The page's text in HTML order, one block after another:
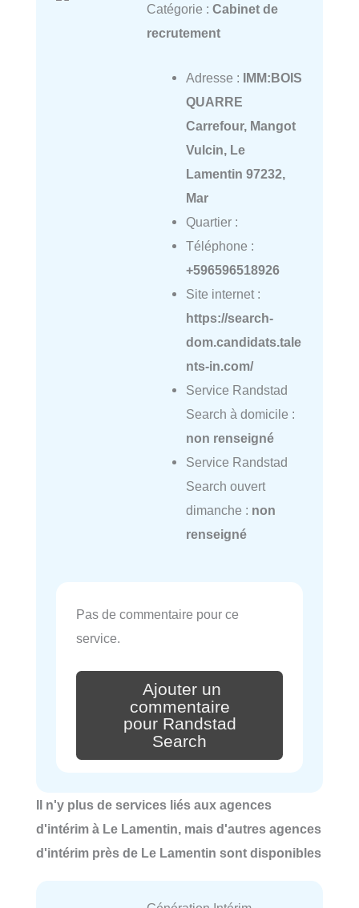
Catégorie : Cabinet de
recrutement
Adresse : IMM:BOIS
QUARRE
Carrefour, Mangot
Vulcin, Le
Lamentin 97232,
Mar
Quartier :
Téléphone :
+596596518926
Site internet :
https://search-
dom.candidats.tale
nts-in.com/
Service Randstad
Search à domicile :
non renseigné
Service Randstad
Search ouvert
dimanche : non
renseigné
Pas de commentaire pour ce
service.
Ajouter un
commentaire
pour Randstad
Search
Il n'y plus de services liés aux agences
d'intérim à Le Lamentin, mais d'autres agences
d'intérim près de Le Lamentin sont disponibles